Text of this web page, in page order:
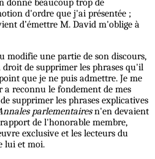
donne beaucoup trop de
d'ordre que j'ai présentée ;
d’émettre M. David m'oblige à
modifie une partie de son discours,
de supprimer les phrases qu'il
que je ne puis admettre. Je me
reconnu le fondement de mes
supprimer les phrases explicatives
parlementairesn'en devaient
de l'honorable membre,
exclusive et les lecteurs du
lui et moi.